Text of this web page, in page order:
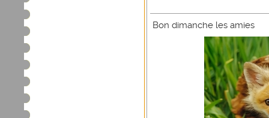
Bon dimanche les amies